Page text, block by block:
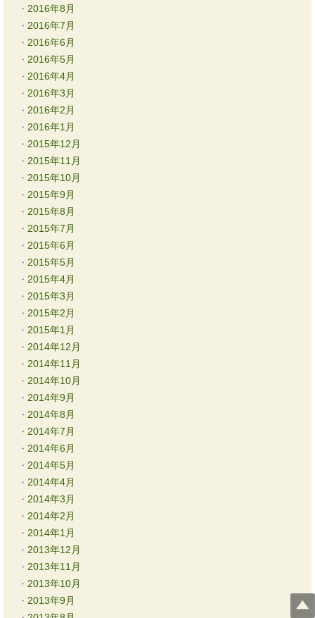
2016年8月
2016年7月
2016年6月
2016年5月
2016年4月
2016年3月
2016年2月
2016年1月
2015年12月
2015年11月
2015年10月
2015年9月
2015年8月
2015年7月
2015年6月
2015年5月
2015年4月
2015年3月
2015年2月
2015年1月
2014年12月
2014年11月
2014年10月
2014年9月
2014年8月
2014年7月
2014年6月
2014年5月
2014年4月
2014年3月
2014年2月
2014年1月
2013年12月
2013年11月
2013年10月
2013年9月